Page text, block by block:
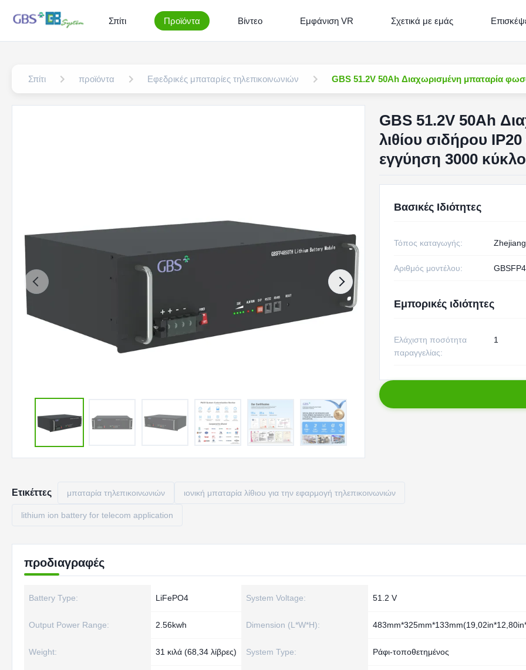
Σπίτι Προϊόντα Βίντεο Εμφάνιση VR Σχετικά με εμάς
Σπίτι προϊόντα Εφεδρικές μπαταρίες τηλεπικοινωνιών GBS 51.2V 50Ah Διαχωρισμένη μπαταρία
GBS 51.2V 50Ah
λιθίου σιδήρου
εγγύηση 3000
Βασικές Ιδιότητες
Τόπος καταγωγής:
Αριθμός μοντέλου:
Εμπορικές ιδιότητες
Ελάχιστη ποσότητα
παραγγελίας:
1
Ετικέττες μπαταρία τηλεπικοινωνιών ιονική μπαταρία λίθιου για την εφαρμογή τηλεπικοινωνιών
lithium ion battery for telecom application
προδιαγραφές
Battery Type: LiFePO4 System Voltage: 51.2 V
Output Power Range: 2.56kwh Dimension (L*W*H):
Weight: 31 κιλά (68,34 λίβρες) System Type: Ράφι-τοποθετημένος